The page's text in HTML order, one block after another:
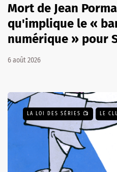
Mort de Jean
qu'implique le «
numérique » pour
6 août 2026
LA LOI DES SÉRIES 📺 LE